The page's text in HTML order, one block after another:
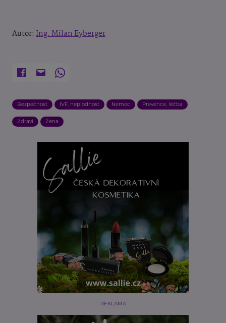
Autor: Ing. Milan Eyberger
Bezpečnost IVF, neplodnost Nemoc Prevence, léčba
Zdraví Žena
REKLAMA